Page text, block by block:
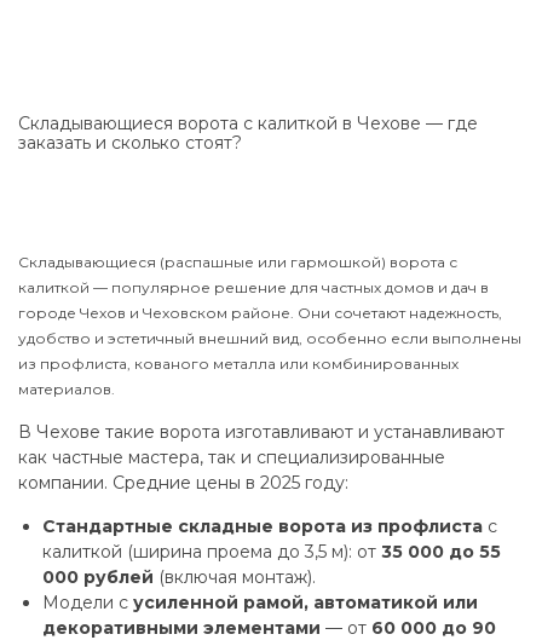
Складывающиеся ворота с калиткой в Чехове — где
заказать и сколько стоят?
Складывающиеся (распашные или гармошкой) ворота с
калиткой — популярное решение для частных домов и дач в
городе Чехов и Чеховском районе. Они сочетают надежность,
удобство и эстетичный внешний вид, особенно если выполнены
из профлиста, кованого металла или комбинированных
материалов.
В Чехове такие ворота изготавливают и устанавливают
как частные мастера, так и специализированные
компании. Средние цены в 2025 году:
Стандартные складные ворота из профлиста с
калиткой (ширина проема до 3,5 м): от 35 000 до 55
000 рублей (включая монтаж).
Модели с усиленной рамой, автоматикой или
декоративными элементами — от 60 000 до 90